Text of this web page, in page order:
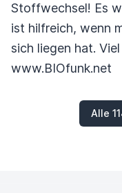
Stoffwechsel! Es
ist hilfreich, wenn
sich liegen hat.
www.BIOfunk.net
Alle